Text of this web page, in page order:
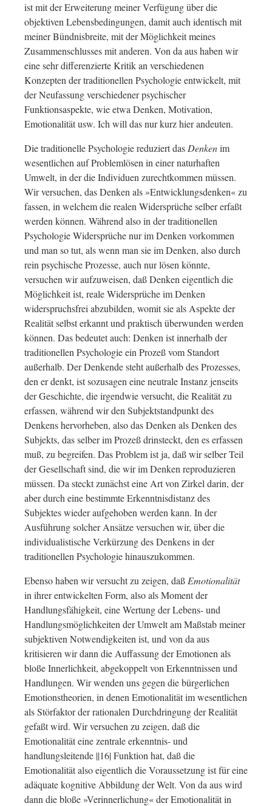
ist mit der Erweiterung meiner Verfügung über die
objektiven Lebensbedingungen, damit auch identisch mit
meiner Bündnisbreite, mit der Möglichkeit meines
Zusammenschlusses mit anderen. Von da aus haben wir
eine sehr differenzierte Kritik an verschiedenen
Konzepten der traditionellen Psychologie entwickelt, mit
der Neufassung verschiedener psychischer
Funktionsaspekte, wie etwa Denken, Motivation,
Emotionalität usw. Ich will das nur kurz hier andeuten.
Die traditionelle Psychologie reduziert das Denkenim
wesentlichen auf Problemlösen in einer naturhaften
Umwelt, in der die Individuen zurechtkommen müssen.
Wir versuchen, das Denken als »Entwicklungsdenken« zu
fassen, in welchem die realen Widersprüche selber erfaßt
werden können. Während also in der traditionellen
Psychologie Widersprüche nur im Denken vorkommen
und man so tut, als wenn man sie im Denken, also durch
rein psychische Prozesse, auch nur lösen könnte,
versuchen wir aufzuweisen, daß Denken eigentlich die
Möglichkeit ist, reale Widersprüche im Denken
widerspruchsfrei abzubilden, womit sie als Aspekte der
Realität selbst erkannt und praktisch überwunden werden
können. Das bedeutet auch: Denken ist innerhalb der
traditionellen Psychologie ein Prozeß vom Standort
außerhalb. Der Denkende steht außerhalb des Prozesses,
den er denkt, ist sozusagen eine neutrale Instanz jenseits
der Geschichte, die irgendwie versucht, die Realität zu
erfassen, während wir den Subjektstandpunkt des
Denkens hervorheben, also das Denken als Denken des
Subjekts, das selber im Prozeß drinsteckt, den es erfassen
muß, zu begreifen. Das Problem ist ja, daß wir selber Teil
der Gesellschaft sind, die wir im Denken reproduzieren
müssen. Da steckt zunächst eine Art von Zirkel darin, der
aber durch eine bestimmte Erkenntnisdistanz des
Subjektes wieder aufgehoben werden kann. In der
Ausführung solcher Ansätze versuchen wir, über die
individualistische Verkürzung des Denkens in der
traditionellen Psychologie hinauszukommen.
Ebenso haben wir versucht zu zeigen, daß Emotionalität
in ihrer entwickelten Form, also als Moment der
Handlungsfähigkeit, eine Wertung der Lebens- und
Handlungsmöglichkeiten der Umwelt am Maßstab meiner
subjektiven Notwendigkeiten ist, und von da aus
kritisieren wir dann die Auffassung der Emotionen als
bloße Innerlichkeit, abgekoppelt von Erkenntnissen und
Handlungen. Wir wenden uns gegen die bürgerlichen
Emotionstheorien, in denen Emotionalität im wesentlichen
als Störfaktor der rationalen Durchdringung der Realität
gefaßt wird. Wir versuchen zu zeigen, daß die
Emotionalität eine zentrale erkenntnis- und
handlungsleitende ||16| Funktion hat, daß die
Emotionalität also eigentlich die Voraussetzung ist für eine
adäquate kognitive Abbildung der Welt. Von da aus wird
dann die bloße »Verinnerlichung« der Emotionalität in